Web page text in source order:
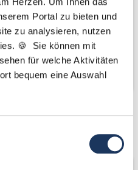
Portal zu bieten und
zu analysieren, nutzen
🍪 Sie können mit
für welche Aktivitäten
bequem eine Auswahl
Wir pflanzen
Bäume